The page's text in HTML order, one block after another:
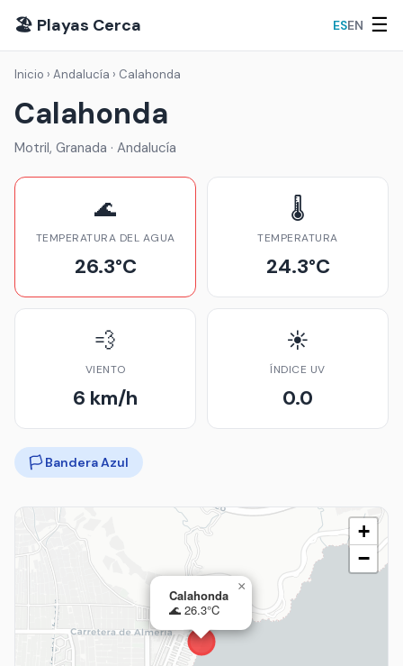
🏖️ Playas Cerca ESEN ☰
Inicio › Andalucía › Calahonda
Calahonda
Motril, Granada · Andalucía
🌊
TEMPERATURA DEL AGUA
26.3°C
🌡️
TEMPERATURA
24.3°C
💨
VIENTO
6 km/h
☀️
ÍNDICE UV
0.0
🏳️ Bandera Azul
Calahonda
🌊 26.3°C
×
+
−